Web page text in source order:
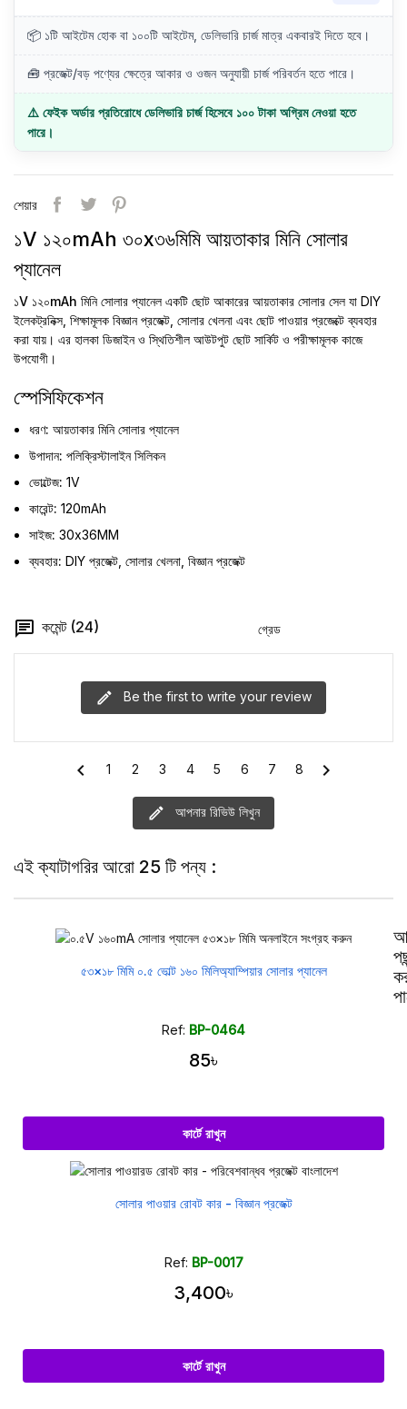
📦 ১টি আইটেম হোক বা ১০০টি আইটেম, ডেলিভারি চার্জ মাত্র একবারই দিতে হবে।
🧰 প্রজেক্ট/বড় পণ্যের ক্ষেত্রে আকার ও ওজন অনুযায়ী চার্জ পরিবর্তন হতে পারে।
⚠️ ফেইক অর্ডার প্রতিরোধে ডেলিভারি চার্জ হিসেবে ১০০ টাকা অগ্রিম নেওয়া হতে
পারে।
শেয়ার
১V ১২০mAh ৩০x৩৬মিমি আয়তাকার মিনি সোলার
প্যানেল
১V ১২০mAh মিনি সোলার প্যানেল একটি ছোট আকারের আয়তাকার সোলার সেল যা DIY
ইলেকট্রনিক্স, শিক্ষামূলক বিজ্ঞান প্রজেক্ট, সোলার খেলনা এবং ছোট পাওয়ার প্রজেক্টে ব্যবহার
করা যায়। এর হালকা ডিজাইন ও স্থিতিশীল আউটপুট ছোট সার্কিট ও পরীক্ষামূলক কাজে
উপযোগী।
স্পেসিফিকেশন
ধরণ: আয়তাকার মিনি সোলার প্যানেল
উপাদান: পলিক্রিস্টালাইন সিলিকন
ভোল্টেজ: 1V
কারেন্ট: 120mAh
সাইজ: 30x36MM
ব্যবহার: DIY প্রজেক্ট, সোলার খেলনা, বিজ্ঞান প্রজেক্ট
কমেন্ট (24) গ্রেড
Be the first to write your review
chevron_left 1 2 3 4 5 6 7 8 chevron_right
আপনার রিভিউ লিখুন
এই ক্যাটাগরির আরো 25 টি পন্য :
৫৩×১৮ মিমি ০.৫ ভোল্ট ১৬০ মিলিঅ্যাম্পিয়ার সোলার প্যানেল
Ref: BP-0464
85৳
কার্টে রাখুন
সোলার পাওয়ার রোবট কার - বিজ্ঞান প্রজেক্ট
Ref: BP-0017
3,400৳
কার্টে রাখুন